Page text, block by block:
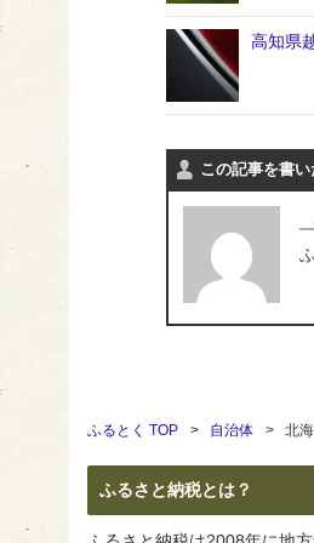
高知県
この記事を書い
ふるとく TOP 自治体 北
ふるさと納税とは？